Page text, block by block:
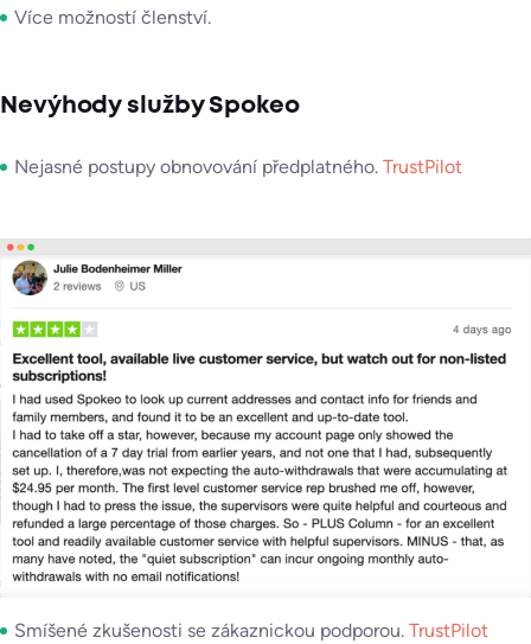
Více možností členství.
Nevýhody služby Spokeo
Nejasné postupy obnovování předplatného. TrustPilot
Smíšené zkušenosti se zákaznickou podporou. TrustPilot